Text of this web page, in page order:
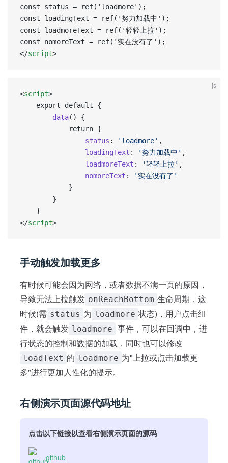
const status = ref('loadmore');
const loadingText = ref('努力加载中');
const loadmoreText = ref('轻轻上拉');
const nomoreText = ref('实在没有了');
</script>
js
<script>
	export default {
		data
() {
			return {
				status
: 'loadmore' ,
                loadingText
: '努力加载中' ,
                loadmoreText
: '轻轻上拉' ,
                nomoreText
:
'实在没有了'
			}
		}
	}
</script>
手动触发加载更多
有时候可能会因为网络，或者数据不满一页的原因，
导致无法上拉触发 onReachBottom 生命周期，这
时候(需 status 为 loadmore 状态)，用户点击组
件，就会触发 loadmore 事件，可以在回调中，进
行状态的控制和数据的加载，同时也可以修改
loadText 的 loadmore 为"上拉或点击加载更
多"进行更加人性化的提示。
右侧演示页面源代码地址
点击以下链接以查看右侧演示页面的源码
github